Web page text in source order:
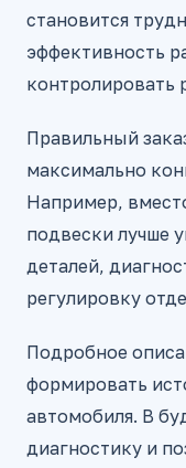
становится
эффективность
контролировать
Правильный
максимально
Например,
подвески лучше
деталей,
регулировку
Подробное
формировать
автомобиля. В
диагностику и